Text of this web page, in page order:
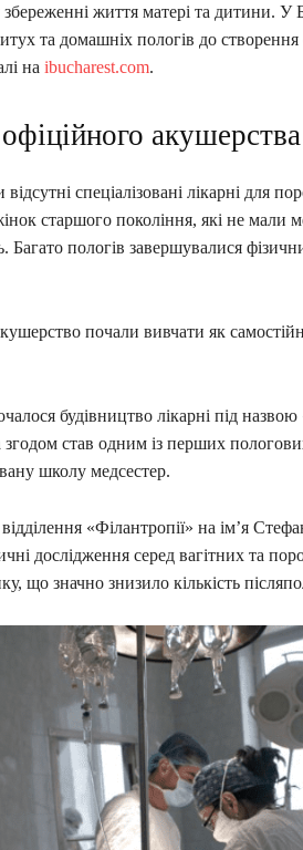
життя матері та дитини. У
та домашніх пологів до створення
на ibucharest.com.
акушерства
спеціалізовані лікарні для
старшого покоління, які не мали
Багато пологів завершувалися
почали вивчати як
будівництво лікарні під
став одним із перших
школу медсестер.
«Філантропії» на ім’я
дослідження серед вагітних та
що значно знизило кількість